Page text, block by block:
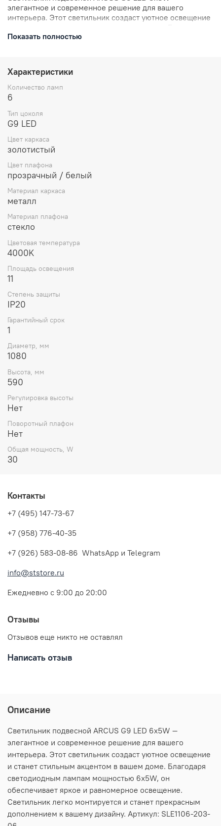
элегантное и современное решение для вашего
интерьера. Этот светильник создаст уютное освещение
светодиодным лампам мощностью 6х5W, он
дополнением к вашему дизайну. Артикул: SLE1106-203-
06.
Показать полностью
Характеристики
Количество ламп
6
Тип цоколя
G9 LED
Цвет каркаса
золотистый
Цвет плафона
прозрачный / белый
Материал каркаса
металл
Материал плафона
стекло
Цветовая температура
4000K
Площадь освещения
11
Степень защиты
IP20
Гарантийный срок
1
Диаметр, мм
1080
Высота, мм
590
Регулировка высоты
Нет
Поворотный плафон
Нет
Общая мощность, W
30
Контакты
+7 (495) 147-73-67
+7 (958) 776-40-35
+7 (926) 583-08-86 WhatsApp и Telegram
info@ststore.ru
Ежедневно с 9:00 до 20:00
Отзывы
Отзывов еще никто не оставлял
Написать отзыв
Описание
Светильник подвесной ARCUS G9 LED 6х5W —
элегантное и современное решение для вашего
интерьера. Этот светильник создаст уютное освещение
и станет стильным акцентом в вашем доме. Благодаря
светодиодным лампам мощностью 6х5W, он
обеспечивает яркое и равномерное освещение.
Светильник легко монтируется и станет прекрасным
дополнением к вашему дизайну. Артикул: SLE1106-203-